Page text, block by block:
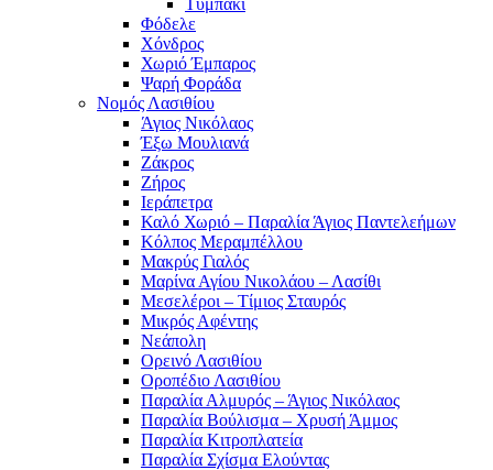
Τυμπάκι
Φόδελε
Χόνδρος
Χωριό Έμπαρος
Ψαρή Φοράδα
Νομός Λασιθίου
Άγιος Νικόλαος
Έξω Μουλιανά
Ζάκρος
Ζήρος
Ιεράπετρα
Καλό Χωριό – Παραλία Άγιος Παντελεήμων
Κόλπος Μεραμπέλλου
Μακρύς Γιαλός
Μαρίνα Αγίου Νικολάου – Λασίθι
Μεσελέροι – Τίμιος Σταυρός
Μικρός Αφέντης
Νεάπολη
Ορεινό Λασιθίου
Οροπέδιο Λασιθίου
Παραλία Αλμυρός – Άγιος Νικόλαος
Παραλία Βούλισμα – Χρυσή Άμμος
Παραλία Κιτροπλατεία
Παραλία Σχίσμα Ελούντας